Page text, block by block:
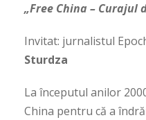
„Free China – Curajul
Invitat: jurnalistul
Sturdza
La începutul anilor
China pentru că a